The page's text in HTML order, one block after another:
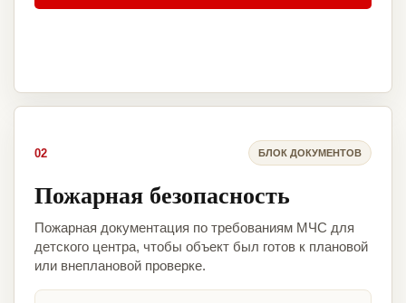
02 БЛОК ДОКУМЕНТОВ
Пожарная безопасность
Пожарная документация по требованиям МЧС для
детского центра, чтобы объект был готов к плановой
или внеплановой проверке.